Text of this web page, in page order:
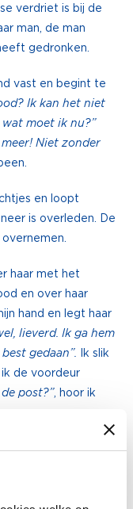
verdriet is bij de
man, de man
gedronken.
vast en begint te
Ik kan het niet
moet ik nu?”
Niet zonder
en loopt
is overleden. De
haar met het
en over haar
hand en legt haar
lieverd. Ik ga hem
gedaan”.
Ik slik
de voordeur
post?”, hoor ik
in
ene moment